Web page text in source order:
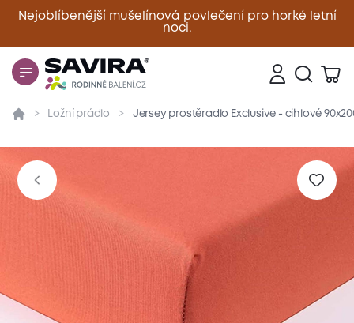
Nejoblíbenější mušelínová povlečení pro horké letní
noci.
Zavřít
Přehled Parametry Popis produktu Materiál
Ložní prádlo Jersey prostěradlo Exclusive - cihlové